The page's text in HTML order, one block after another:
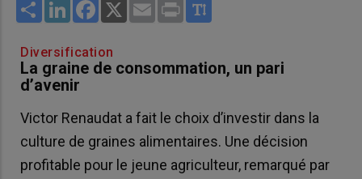
Share LinkedInFacebook
X Email Print
Diversification
La graine de consommation, un pari
d’avenir
Victor Renaudat a fait le choix d’investir dans la
culture de graines alimentaires. Une décision
profitable pour le jeune agriculteur, remarqué par